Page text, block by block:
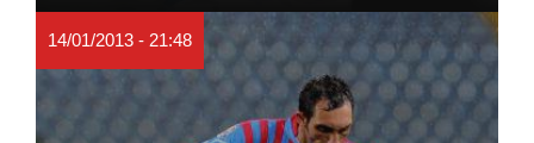
14/01/2013 - 21:48